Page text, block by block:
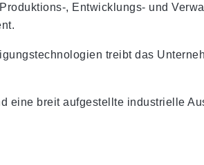
, Entwicklungs- und
treibt das
eine breit aufgestellte industrielle